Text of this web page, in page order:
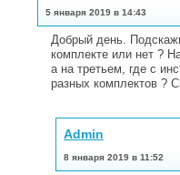
5 января 2019 в 14:43
Добрый день.
комплекте или нет ?
а на третьем, где с
разных комплектов ?
Admin
8 января 2019 в 11:52